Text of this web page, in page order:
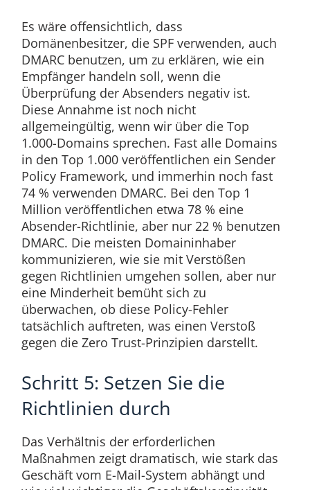
Es wäre offensichtlich, dass
Domänenbesitzer, die SPF verwenden, auch
DMARC benutzen, um zu erklären, wie ein
Empfänger handeln soll, wenn die
Überprüfung der Absenders negativ ist.
Diese Annahme ist noch nicht
allgemeingültig, wenn wir über die Top
1.000-Domains sprechen. Fast alle Domains
in den Top 1.000 veröffentlichen ein Sender
Policy Framework, und immerhin noch fast
74 % verwenden DMARC. Bei den Top 1
Million veröffentlichen etwa 78 % eine
Absender-Richtlinie, aber nur 22 % benutzen
DMARC. Die meisten Domaininhaber
kommunizieren, wie sie mit Verstößen
gegen Richtlinien umgehen sollen, aber nur
eine Minderheit bemüht sich zu
überwachen, ob diese Policy-Fehler
tatsächlich auftreten, was einen Verstoß
gegen die Zero Trust-Prinzipien darstellt.
Schritt 5: Setzen Sie die
Richtlinien durch
Das Verhältnis der erforderlichen
Maßnahmen zeigt dramatisch, wie stark das
Geschäft vom E-Mail-System abhängt und